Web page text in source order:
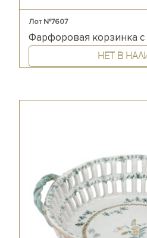
Лот №7607
Фарфоровая корзинка
Нет в